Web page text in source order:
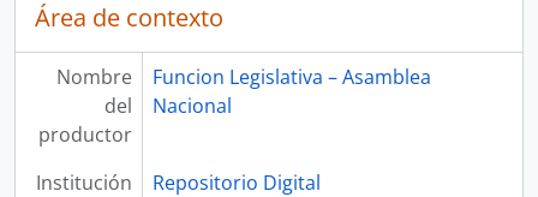
Área de contexto
Nombre
del
productor
Funcion Legislativa – Asamblea
Nacional
Institución
Repositorio Digital